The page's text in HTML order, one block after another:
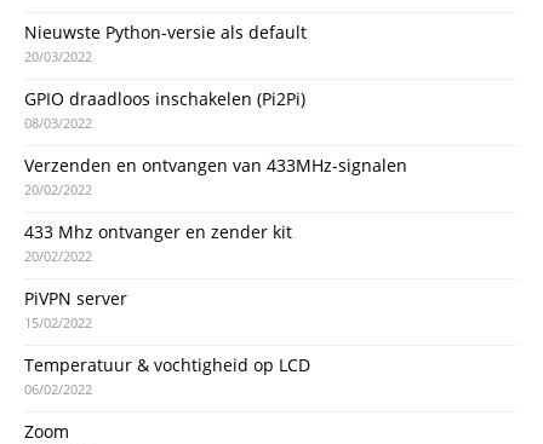
Nieuwste Python-versie als default
20/03/2022
GPIO draadloos inschakelen (Pi2Pi)
08/03/2022
Verzenden en ontvangen van 433MHz-signalen
20/02/2022
433 Mhz ontvanger en zender kit
20/02/2022
PiVPN server
15/02/2022
Temperatuur & vochtigheid op LCD
06/02/2022
Zoom